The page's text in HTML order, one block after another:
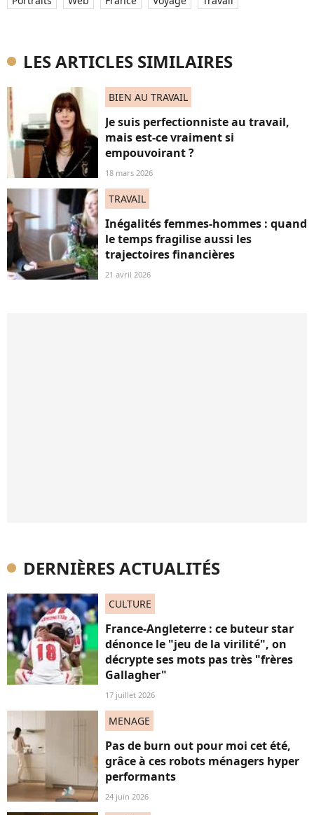
LES ARTICLES SIMILAIRES
BIEN AU TRAVAIL
Je suis perfectionniste au travail,
mais est-ce vraiment si
empouvoirant ?
18 mars 2026
TRAVAIL
Inégalités femmes-hommes : quand
le temps fragilise aussi les
trajectoires financières
21 avril 2026
DERNIÈRES ACTUALITÉS
CULTURE
France-Angleterre : ce buteur star
dénonce le "jeu de la virilité", on
décrypte ses mots pas très "frères
Gallagher"
17 juillet 2026
MENAGE
Pas de burn out pour moi cet été,
grâce à ces robots ménagers hyper
performants
24 juin 2026